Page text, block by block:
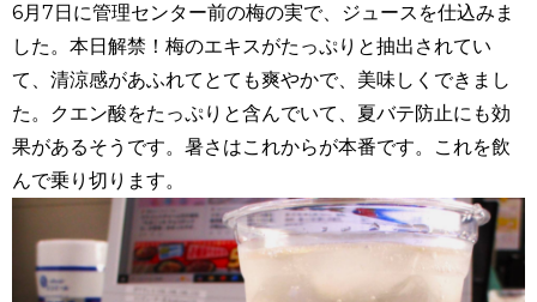
6月7日に管理センター前の梅の実で、ジュースを仕込みま
した。本日解禁！梅のエキスがたっぷりと抽出されてい
て、清涼感があふれてとても爽やかで、美味しくできまし
た。クエン酸をたっぷりと含んでいて、夏バテ防止にも効
果があるそうです。暑さはこれからが本番です。これを飲
んで乗り切ります。